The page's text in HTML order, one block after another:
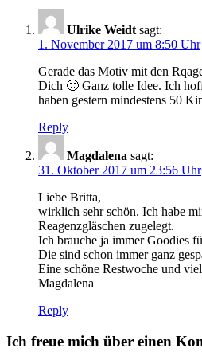
Ulrike Weidt sagt:
1. November 2017 um 8:50 Uhr
Gerade das Motiv mit den
Dich 🙂 Ganz tolle Idee. Ich
haben gestern mindestens 50
Reply
Magdalena sagt:
31. Oktober 2017 um 23:56 Uhr
Liebe Britta,
wirklich sehr schön. Ich habe
Reagenzgläschen zugelegt.
Ich brauche ja immer Goodies
Die sind schon immer ganz
Eine schöne Restwoche und
Magdalena
Reply
Ich freue mich über einen